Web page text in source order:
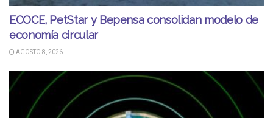
ECOCE, PetStar y Bepensa consolidan modelo de
economía circular
AGOSTO 8, 2026